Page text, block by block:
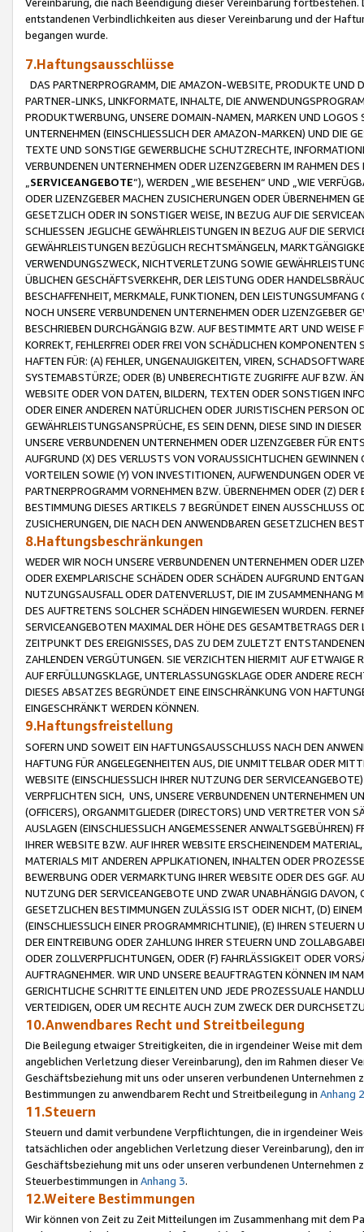
entstandenen Verbindlichkeiten aus dieser Vereinbarung und der
begangen wurde.
7.Haftungsausschlüsse
DAS PARTNERPROGRAMM, DIE AMAZON-WEBSITE, PRODUKTE UND
PARTNER-LINKS, LINKFORMATE, INHALTE, DIE
PRODUKTWERBUNG, UNSERE DOMAIN-NAMEN, MARKEN UND
UNTERNEHMEN (EINSCHLIESSLICH DER AMAZON-MARKEN) UND DIE
TEXTE UND SONSTIGE GEWERBLICHE SCHUTZRECHTE,
VERBUNDENEN UNTERNEHMEN ODER LIZENZGEBERN IM RAHMEN
SERVICEANGEBOTE“), WERDEN „WIE BESEHEN“ UND „WIE
ODER LIZENZGEBER MACHEN ZUSICHERUNGEN ODER ÜBERNEHMEN
GESETZLICH ODER IN SONSTIGER WEISE, IN BEZUG AUF DIE
SCHLIESSEN JEGLICHE GEWÄHRLEISTUNGEN IN BEZUG AUF DIE
GEWÄHRLEISTUNGEN BEZÜGLICH RECHTSMÄNGELN,
VERWENDUNGSZWECK, NICHTVERLETZUNG SOWIE
ÜBLICHEN GESCHÄFTSVERKEHR, DER LEISTUNG ODER
BESCHAFFENHEIT, MERKMALE, FUNKTIONEN, DEN
NOCH UNSERE VERBUNDENEN UNTERNEHMEN ODER LIZENZGEBER
BESCHRIEBEN DURCHGÄNGIG BZW. AUF BESTIMMTE ART UND
KORREKT, FEHLERFREI ODER FREI VON SCHÄDLICHEN
HAFTEN FÜR: (A) FEHLER, UNGENAUIGKEITEN, VIREN,
SYSTEMABSTÜRZE; ODER (B) UNBERECHTIGTE ZUGRIFFE AUF BZW.
WEBSITE ODER VON DATEN, BILDERN, TEXTEN ODER SONSTIGEN
ODER EINER ANDEREN NATÜRLICHEN ODER JURISTISCHEN PERSON
GEWÄHRLEISTUNGSANSPRÜCHE, ES SEIN DENN, DIESE SIND IN
UNSERE VERBUNDENEN UNTERNEHMEN ODER LIZENZGEBER FÜR
AUFGRUND (X) DES VERLUSTS VON VORAUSSICHTLICHEN
VORTEILEN SOWIE (Y) VON INVESTITIONEN, AUFWENDUNGEN ODER
PARTNERPROGRAMM VORNEHMEN BZW. ÜBERNEHMEN ODER (Z)
BESTIMMUNG DIESES ARTIKELS 7 BEGRÜNDET EINEN AUSSCHLUSS
ZUSICHERUNGEN, DIE NACH DEN ANWENDBAREN GESETZLICHEN
8.Haftungsbeschränkungen
WEDER WIR NOCH UNSERE VERBUNDENEN UNTERNEHMEN ODER
ODER EXEMPLARISCHE SCHÄDEN ODER SCHÄDEN AUFGRUND
NUTZUNGSAUSFALL ODER DATENVERLUST, DIE IM ZUSAMMENHANG
DES AUFTRETENS SOLCHER SCHÄDEN HINGEWIESEN WURDEN.
SERVICEANGEBOTEN MAXIMAL DER HÖHE DES GESAMTBETRAGS
ZEITPUNKT DES EREIGNISSES, DAS ZU DEM ZULETZT
ZAHLENDEN VERGÜTUNGEN. SIE VERZICHTEN HIERMIT AUF
AUF ERFÜLLUNGSKLAGE, UNTERLASSUNGSKLAGE ODER ANDERE
DIESES ABSATZES BEGRÜNDET EINE EINSCHRÄNKUNG VON
EINGESCHRÄNKT WERDEN KÖNNEN.
9.Haftungsfreistellung
SOFERN UND SOWEIT EIN HAFTUNGSAUSSCHLUSS NACH DEN
HAFTUNG FÜR ANGELEGENHEITEN AUS, DIE UNMITTELBAR ODER
WEBSITE (EINSCHLIESSLICH IHRER NUTZUNG DER
VERPFLICHTEN SICH, UNS, UNSERE VERBUNDENEN UNTERNEHMEN
(OFFICERS), ORGANMITGLIEDER (DIRECTORS) UND VERTRETER VON
AUSLAGEN (EINSCHLIESSLICH ANGEMESSENER
IHRER WEBSITE BZW. AUF IHRER WEBSITE ERSCHEINENDEM
MATERIALS MIT ANDEREN APPLIKATIONEN, INHALTEN ODER
BEWERBUNG ODER VERMARKTUNG IHRER WEBSITE ODER DES GGF.
NUTZUNG DER SERVICEANGEBOTE UND ZWAR UNABHÄNGIG
GESETZLICHEN BESTIMMUNGEN ZULÄSSIG IST ODER NICHT, (D)
(EINSCHLIESSLICH EINER PROGRAMMRICHTLINIE), (E) IHREN
DER EINTREIBUNG ODER ZAHLUNG IHRER STEUERN UND
ODER ZOLLVERPFLICHTUNGEN, ODER (F) FAHRLÄSSIGKEIT ODER
AUFTRAGNEHMER. WIR UND UNSERE BEAUFTRAGTEN KÖNNEN IM
GERICHTLICHE SCHRITTE EINLEITEN UND JEDE PROZESSUALE
VERTEIDIGEN, ODER UM RECHTE AUCH ZUM ZWECK DER
10.Anwendbares Recht und Streitbeilegung
Die Beilegung etwaiger Streitigkeiten, die in irgendeiner Weise mit
angeblichen Verletzung dieser Vereinbarung), den im Rahmen dieser
Geschäftsbeziehung mit uns oder unseren verbundenen
Bestimmungen zu anwendbarem Recht und Streitbeilegung in Anhang 2
11.Steuern
Steuern und damit verbundene Verpflichtungen, die in irgendeiner
tatsächlichen oder angeblichen Verletzung dieser Vereinbarung), den
Geschäftsbeziehung mit uns oder unseren verbundenen
Steuerbestimmungen in Anhang 3.
12.Weitere Bestimmungen
Wir können von Zeit zu Zeit Mitteilungen im Zusammenhang mit dem